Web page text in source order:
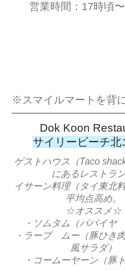
営業時間：17時頃
​※スマイルマートを背
Dok Koon
サイリービーチ北
ゲストハウス（Taco
にあるレストラン
イサーン料理（タイ東北
平均点高め。
☆オススメ☆
・ソムタム（パパイヤ
・ラープ ムー（豚ひき
風サラダ）
・コームーヤーン（豚